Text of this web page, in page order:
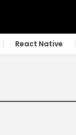
React Native